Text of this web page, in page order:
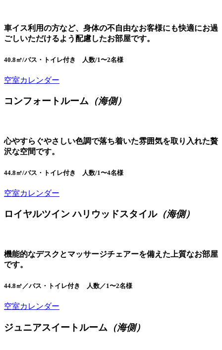
車イス利用の方など、身体の不自由なお客様にも快適にお過
ごしいただけるよう配慮したお部屋です。
40.8㎡/バス・トイレ付き 人数/1〜2名様
空室カレンダー
コンフォートルーム （海側）
心やすらぐやさしい色調で落ち着いた雰囲気を取り入れた贅
沢な空間です。
44.8㎡/バス・トイレ付き 人数/1〜4名様
空室カレンダー
ロイヤルツイン ハリウッドスタイル（海側）
機能的なデスクとマッサージチェアーを備えた上質なお部屋
です。
44.8㎡／バス・トイレ付き 人数／1〜2名様
空室カレンダー
ジュニアスイートルーム （海側）